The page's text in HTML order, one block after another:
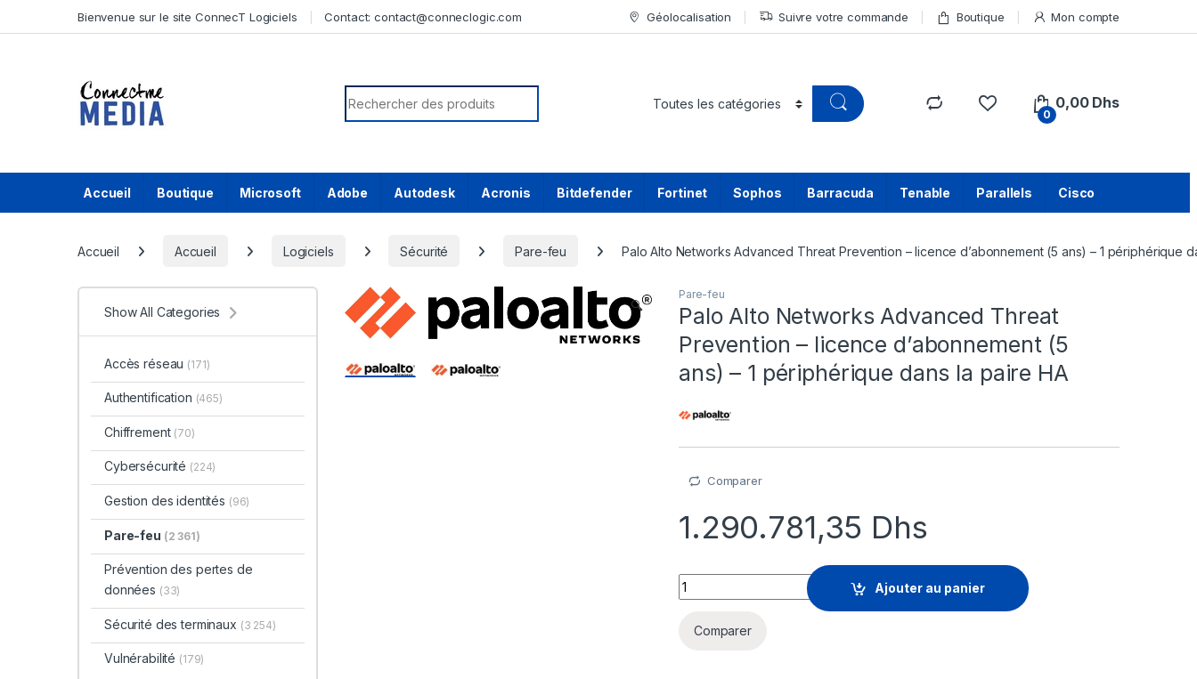
Bienvenue sur le site ConnecT Logiciels Contact:contact@conneclogic.com Géolocalisation Suivre votre commande Boutique Mon compte
Search for:
0
0,00 Dhs
Accueil Boutique Microsoft Adobe Autodesk Acronis Bitdefender Fortinet Sophos Barracuda Tenable Parallels Cisco
Accueil Accueil Logiciels Sécurité Pare-feu Palo Alto Networks Advanced Threat Prevention – licence d’abonnement (5 ans) – 1 périphérique
🔍
Pare-feu
Palo Alto Networks Advanced Threat
Prevention – licence d’abonnement (5
ans) – 1 périphérique dans la paire HA
Comparer
1.290.781,35 Dhs
Palo Alto Networks Advanced Threat Prevention - licence d'abonnement (5 ans) -
Ajouter au panier
Comparer
Show All Categories
Accès réseau (171)
Authentification (465)
Chiffrement (70)
Cybersécurité (224)
Gestion des identités (96)
Pare-feu (2 361)
Prévention des pertes de
données (33)
Sécurité des terminaux (3 254)
Vulnérabilité (179)